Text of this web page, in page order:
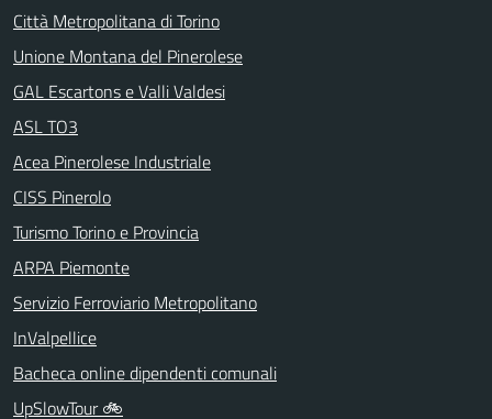
Città Metropolitana di Torino
Unione Montana del Pinerolese
GAL Escartons e Valli Valdesi
ASL TO3
Acea Pinerolese Industriale
CISS Pinerolo
Turismo Torino e Provincia
ARPA Piemonte
Servizio Ferroviario Metropolitano
InValpellice
Bacheca online dipendenti comunali
UpSlowTour 🚲